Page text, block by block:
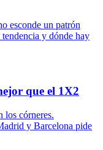
esconde un patrón
y dónde hay
que el 1X2
los córneres.
y Barcelona pide